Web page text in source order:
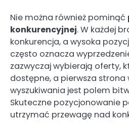
Nie można również pominąć
konkurencyjnej. W każdej
konkurencja, a wysoka
często oznacza
zazwyczaj wybierają oferty,
dostępne, a pierwsza strona
wyszukiwania jest polem
Skuteczne pozycjonowanie
utrzymać przewagę nad